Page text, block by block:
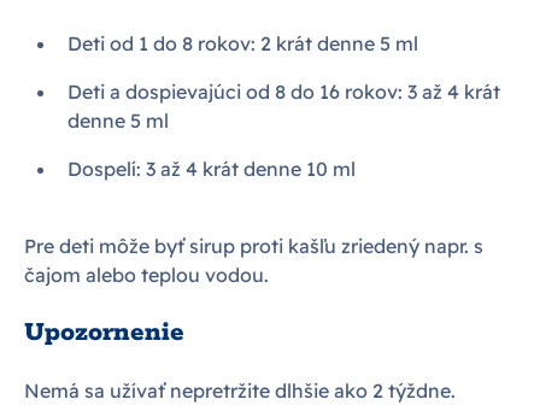
Deti od 1 do 8 rokov: 2 krát denne 5 ml
Deti a dospievajúci od 8 do 16 rokov: 3 až 4 krát
denne 5 ml
Dospelí: 3 až 4 krát denne 10 ml
Pre deti môže byť sirup proti kašľu zriedený napr. s
čajom alebo teplou vodou.
Upozornenie
Nemá sa užívať nepretržite dlhšie ako 2 týždne.